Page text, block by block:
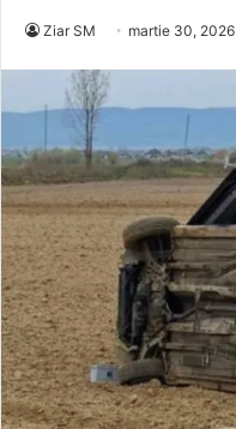
Ziar SM martie 30, 2026